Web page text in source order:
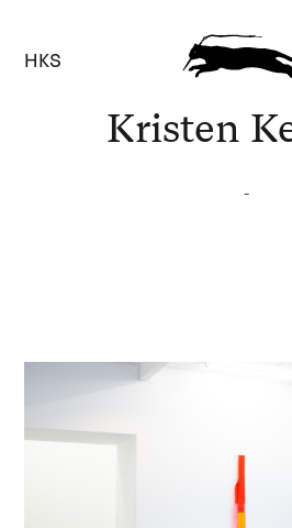
HKS
Kristen
-